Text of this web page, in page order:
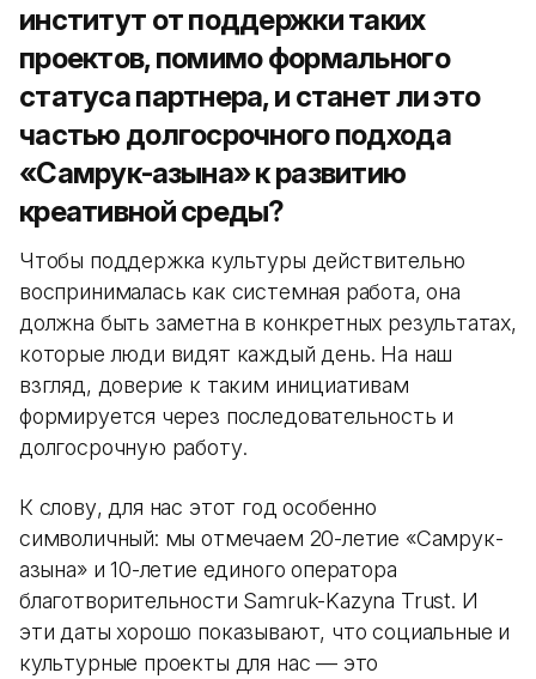
институт от поддержки таких
проектов, помимо формального
статуса партнера, и станет ли это
частью долгосрочного подхода
«Самрук-Қазына» к развитию
креативной среды?
Чтобы поддержка культуры действительно
воспринималась как системная работа, она
должна быть заметна в конкретных результатах,
которые люди видят каждый день. На наш
взгляд, доверие к таким инициативам
формируется через последовательность и
долгосрочную работу.
К слову, для нас этот год особенно
символичный: мы отмечаем 20-летие «Самрук-
Қазына» и 10-летие единого оператора
благотворительности Samruk-Kazyna Trust. И
эти даты хорошо показывают, что социальные и
культурные проекты для нас — это